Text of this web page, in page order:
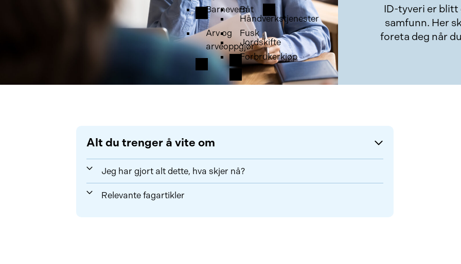
Håndverkstjenester
Jordskifte
Barnevern
Arv og
arveoppgjør
Båt
Fusk
Forbrukerkjøp
ID-tyveri er blitt
samfunn. Her
foreta deg når
Alt du trenger å vite om
Jeg har gjort alt dette, hva skjer nå?
Relevante fagartikler